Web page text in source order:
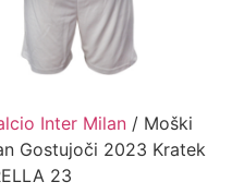
Inter Milan/ Moški
Gostujoči 2023 Kratek
23